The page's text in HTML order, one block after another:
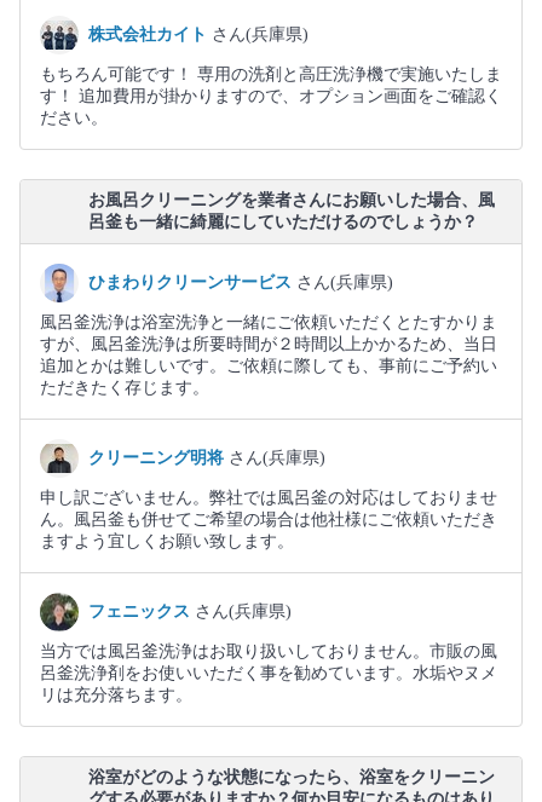
株式会社カイト さん(兵庫県)
もちろん可能です！ 専用の洗剤と高圧洗浄機で実施いたしま
す！ 追加費用が掛かりますので、オプション画面をご確認く
ださい。
お風呂クリーニングを業者さんにお願いした場合、風
呂釜も一緒に綺麗にしていただけるのでしょうか？
ひまわりクリーンサービス さん(兵庫県)
風呂釜洗浄は浴室洗浄と一緒にご依頼いただくとたすかりま
すが、風呂釜洗浄は所要時間が２時間以上かかるため、当日
追加とかは難しいです。ご依頼に際しても、事前にご予約い
ただきたく存じます。
クリーニング明将 さん(兵庫県)
申し訳ございません。弊社では風呂釜の対応はしておりませ
ん。風呂釜も併せてご希望の場合は他社様にご依頼いただき
ますよう宜しくお願い致します。
フェニックス さん(兵庫県)
当方では風呂釜洗浄はお取り扱いしておりません。市販の風
呂釜洗浄剤をお使いいただく事を勧めています。水垢やヌメ
リは充分落ちます。
浴室がどのような状態になったら、浴室をクリーニン